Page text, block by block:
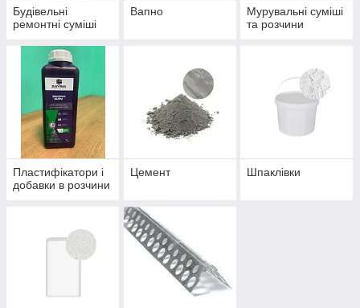
Будівельні
ремонтні суміші
Вапно
Мурувальні суміші
та розчини
Пластифікатори і
добавки в розчини
Цемент Шпаклівки